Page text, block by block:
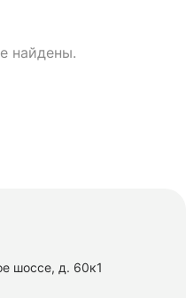
найдены.
шоссе, д. 60к1